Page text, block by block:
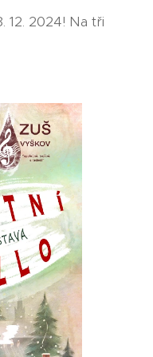
12. 2024! Na tři